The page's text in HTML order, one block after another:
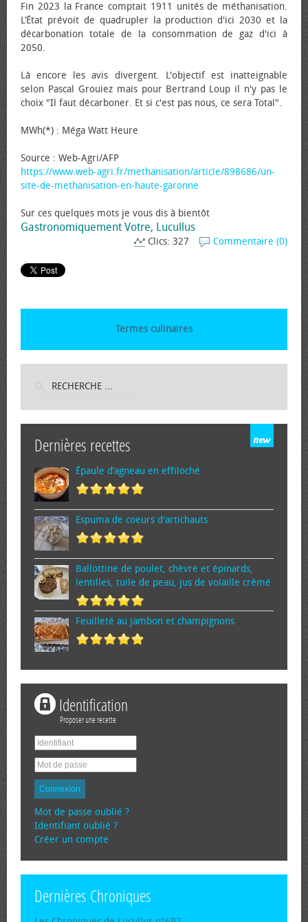
Fin 2023 la France comptait 1911 unités de méthanisation.
L’État prévoit de quadrupler la production d'ici 2030 et la
décarbonation totale de la consommation de gaz d'ici à
2050.
Là encore les avis divergent. L'objectif est inatteignable
selon Pascal Grouiez mais pour Bertrand Loup il n'y pas le
choix "Il faut décarboner. Et si c'est pas nous, ce sera Total".
MWh(*) : Méga Watt Heure
Source : Web-Agri/AFP
https://www.web-agri.fr/methanisation/article/898686/un-
site-de-methanisation-en-haute-garonne
Sur ces quelques mots je vous dis à bientôt
Gastronomiquement Votre, Lucullus
Commentaire (0)
Clics: 327
Termes culinaires
Dernières recettes
Épaule d’agneau en effiloché
Espuma de cœurs d'artichauts
Ballottine de poulet, chèvre et épinards,
lentilles, tuile de peau, jus de volaille crémé
Feuilleté au jambon et champignons
Identification
Proposer une recette
Connexion
Mot de passe oublié ?
Identifiant oublié ?
Créer un compte
Dernières Chroniques